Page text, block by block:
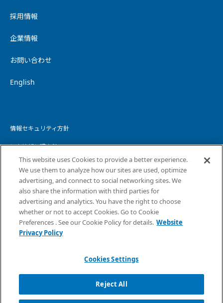
採用情報
企業情報
お問い合わせ
English
情報セキュリティ方針
個人情報保護方針
ウェブサイトプライバシーポリシー
コピーライト・免責事項
サイトマップ
This website uses Cookies to provide a better experience.
We use them to analyze how our sites are used, optimize
advertising, and connect to social networking sites. We
also share the information with third parties for
advertising and analytics. You have the right to choose
whether or not to accept Cookies. Go to Cookie
Preferences . See our Cookie Policy for details. Website
Privacy Policy
Cookies Settings
Reject All